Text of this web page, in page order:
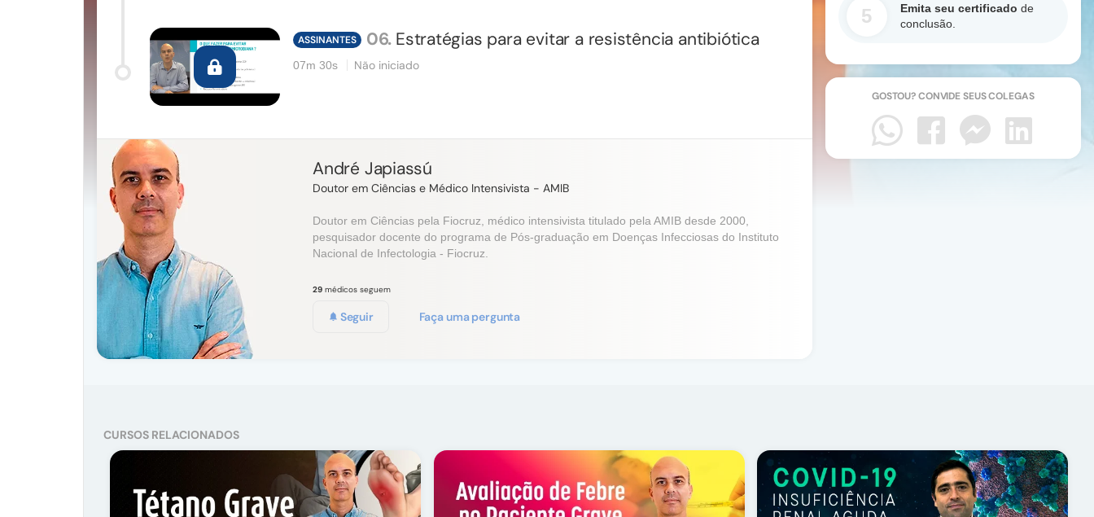
ASSINANTES 06. Estratégias para evitar a resistência antibiótica
07m 30s Não iniciado
André Japiassú
Doutor em Ciências e Médico Intensivista - AMIB
Doutor em Ciências pela Fiocruz, médico intensivista titulado pela AMIB desde 2000,
pesquisador docente do programa de Pós-graduação em Doenças Infecciosas do Instituto
Nacional de Infectologia - Fiocruz.
29 médicos seguem
Seguir Faça uma pergunta
5 Emita seu certificado de
conclusão.
GOSTOU? CONVIDE SEUS COLEGAS
CURSOS RELACIONADOS